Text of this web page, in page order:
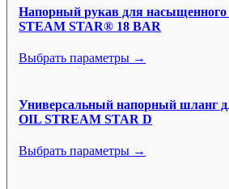
Напорный рукав для насыщенного
STEAM STAR® 18 BAR
Выбрать параметры →
Универсальный напорный шланг
OIL STREAM STAR D
Выбрать параметры →